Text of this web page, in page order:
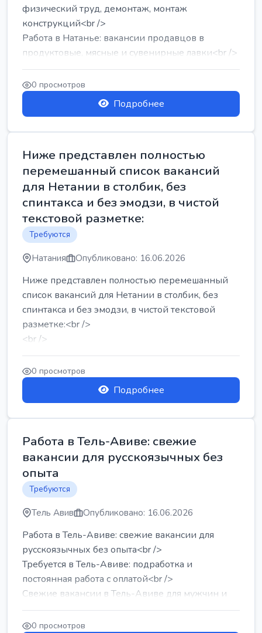
физический труд, демонтаж, монтаж
конструкций<br />
Работа в Натанье: вакансии продавцов в
продуктовые, мясные и сувенирные лавки<br />
Разнорабочий на сборку м...
0 просмотров
Подробнее
Ниже представлен полностью
перемешанный список вакансий
для Нетании в столбик, без
спинтакса и без эмодзи, в чистой
текстовой разметке:
Требуются
Натания Опубликовано: 16.06.2026
Ниже представлен полностью перемешанный
список вакансий для Нетании в столбик, без
спинтакса и без эмодзи, в чистой текстовой
разметке:<br />
<br />
Работа в Нетании на мебельном производстве:
требу...
0 просмотров
Подробнее
Работа в Тель-Авиве: свежие
вакансии для русскоязычных без
опыта
Требуются
Тель Авив Опубликовано: 16.06.2026
Работа в Тель-Авиве: свежие вакансии для
русскоязычных без опыта<br />
Требуется в Тель-Авиве: подработка и
постоянная работа с оплатой<br />
Свежие вакансии в Тель-Авиве для мужчин и
женщин от хозя...
0 просмотров